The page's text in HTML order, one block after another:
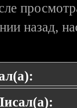
назад,